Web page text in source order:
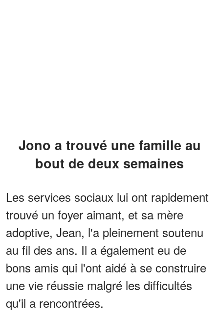
Jono a trouvé une famille au
bout de deux semaines
Les services sociaux lui ont rapidement
trouvé un foyer aimant, et sa mère
adoptive, Jean, l'a pleinement soutenu
au fil des ans. Il a également eu de
bons amis qui l'ont aidé à se construire
une vie réussie malgré les difficultés
qu'il a rencontrées.